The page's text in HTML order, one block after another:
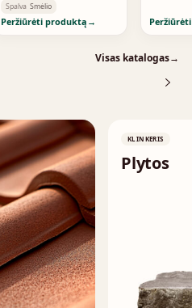
Spalva Smėlio
Peržiūrėti produktą →
Visas katalogas→
KLINKERIS
Plytos